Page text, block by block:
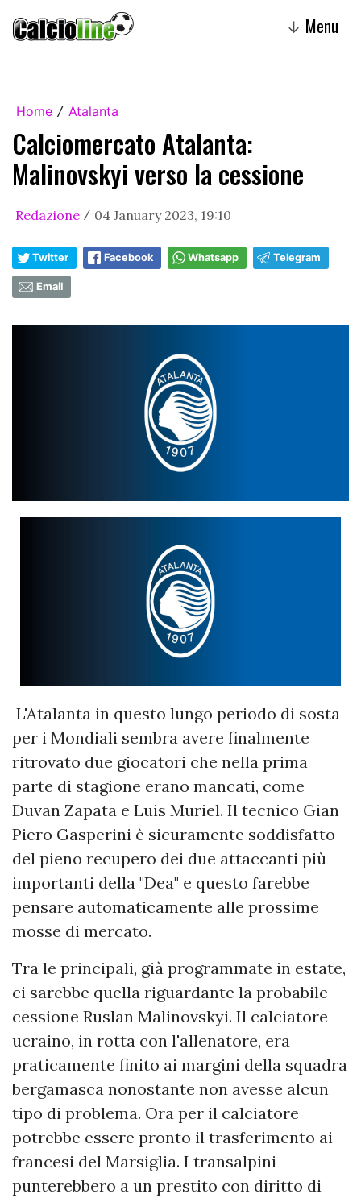
↓ Menu
Home / Atalanta
Calciomercato Atalanta:
Malinovskyi verso la cessione
Redazione / 04 January 2023, 19:10
Twitter Facebook Whatsapp Telegram
Email
L'Atalanta in questo lungo periodo di sosta
per i Mondiali sembra avere finalmente
ritrovato due giocatori che nella prima
parte di stagione erano mancati, come
Duvan Zapata e Luis Muriel. Il tecnico Gian
Piero Gasperini è sicuramente soddisfatto
del pieno recupero dei due attaccanti più
importanti della "Dea" e questo farebbe
pensare automaticamente alle prossime
mosse di mercato.
Tra le principali, già programmate in estate,
ci sarebbe quella riguardante la probabile
cessione Ruslan Malinovskyi. Il calciatore
ucraino, in rotta con l'allenatore, era
praticamente finito ai margini della squadra
bergamasca nonostante non avesse alcun
tipo di problema. Ora per il calciatore
potrebbe essere pronto il trasferimento ai
francesi del Marsiglia. I transalpini
punterebbero a un prestito con diritto di